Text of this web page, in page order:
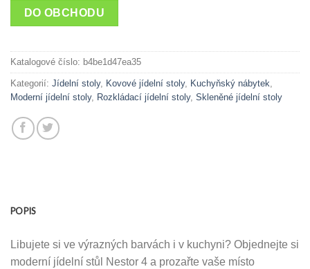
DO OBCHODU
Katalogové číslo: b4be1d47ea35
Kategorií: Jídelní stoly, Kovové jídelní stoly, Kuchyňský nábytek,
Moderní jídelní stoly, Rozkládací jídelní stoly, Skleněné jídelní stoly
POPIS
Libujete si ve výrazných barvách i v kuchyni? Objednejte si
moderní jídelní stůl Nestor 4 a prozařte vaše místo